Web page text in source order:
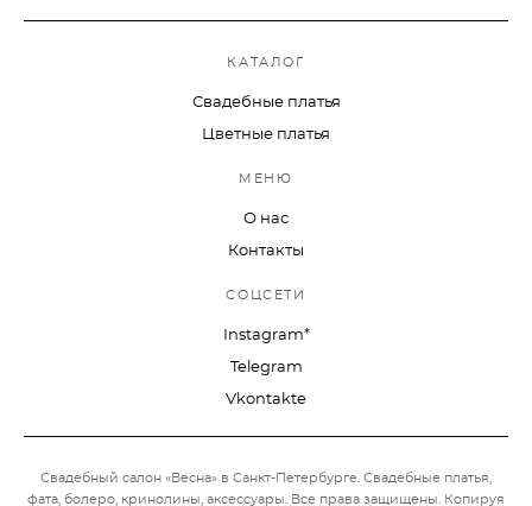
КАТАЛОГ
Свадебные платья
Цветные платья
МЕНЮ
О нас
Контакты
СОЦСЕТИ
Instagram*
Telegram
Vkontakte
Свадебный салон «Весна» в Санкт-Петербурге. Свадебные платья,
фата, болеро, кринолины, аксессуары.
Все права защищены. Копируя